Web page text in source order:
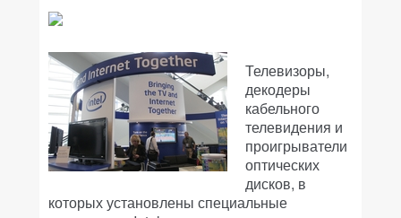
Телевизоры,
декодеры
кабельного
телевидения и
проигрыватели
оптических
дисков, в
которых установлены специальные